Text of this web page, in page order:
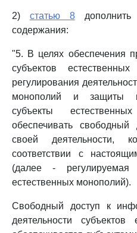
2) статью 8дополнить
содержания:
"5. В целях обеспечения
субъектов
регулирования
монополий и защиты
субъекты
обеспечивать
своей деятельности,
соответствии с
(далее - регулируемая
естественных монополий).
Свободный доступ к
деятельности субъектов